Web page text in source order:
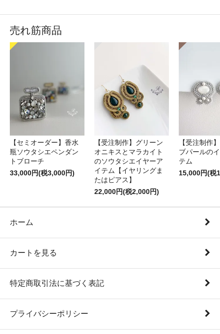
売れ筋商品
【セミオーダー】香水
瓶ソウタシエペンダン
トブローチ
33,000円(税3,000円)
【受注制作】グリーン
オニキスとマラカイト
のソウタシエイヤーア
イテム【イヤリングま
たはピアス】
22,000円(税2,000円)
【受注制作
ブパールの
テム
15,000円(税
ホーム
カートを見る
特定商取引法に基づく表記
プライバシーポリシー